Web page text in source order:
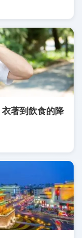
著到飲食的降